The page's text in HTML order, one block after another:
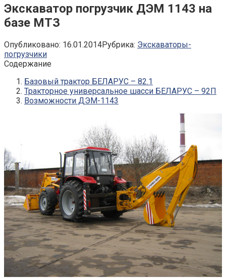
Экскаватор погрузчик ДЭМ 1143 на
базе МТЗ
Опубликовано: 16.01.2014Рубрика: Экскаваторы-
погрузчики
Содержание
Базовый трактор БЕЛАРУС – 82.1
Тракторное универсальное шасси БЕЛАРУС – 92П
Возможности ДЭМ-1143